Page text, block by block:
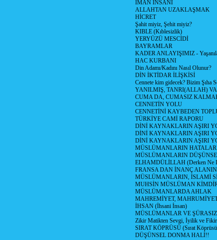
İMAN İNSANI
ALLAHTAN UZAKLAŞMAK
HİCRET
Şahit miyiz, Şehit miyiz?
KIBLE (Kıblesizlik)
YERYÜZÜ MESCİDİ
BAYRAMLAR
KADER ANLAYIŞIMIZ -
HAC KURBANI
Din Adamı/Kadını Nasıl Olunur?
DİN İKTİDAR İLİŞKİSİ
Cennete kim gidecek? Bizim Şıha
YANILMIŞ, TANRI(ALLAH)
CUMA DA, CUMASIZ
CENNETİN YOLU
CENNETİNİ KAYBEDEN
TÜRKİYE CAMİ RAPORU
DİNİ KAYNAKLARIN AŞIRI
DİNİ KAYNAKLARIN AŞIRI
DİNİ KAYNAKLARIN AŞIRI
MÜSLÜMANLARIN
MÜSLÜMANLARIN
ELHAMDÜLİLLAH (Derken Ne
FRANSA DAN İNANÇ
MÜSLÜMANLARIN, İSLAMİ
MUHSİN MÜSLÜMAN
MÜSLÜMANLARDA AHLAK
MAHREMİYET,
İHSAN (İhsani İnsan)
MÜSLÜMANLAR VE
Zikir Matikten Sevgi, İyilik ve
SIRAT KÖPRÜSÜ (Sırat
DÜŞÜNSEL DONMA HALİ!!